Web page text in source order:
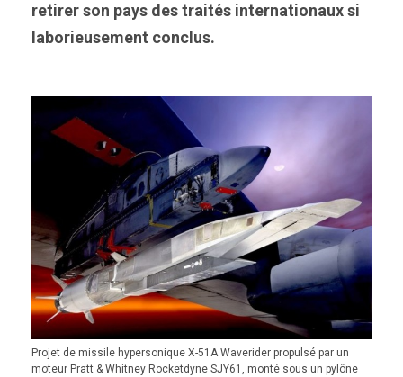
retirer son pays des traités internationaux si
laborieusement conclus.
Projet de missile hypersonique X-51A Waverider propulsé par un
moteur Pratt & Whitney Rocketdyne SJY61, monté sous un pylône